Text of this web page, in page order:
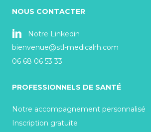
NOUS CONTACTER
Notre Linkedin
bienvenue@stl-medicalrh.com
06 68 06 53 33
PROFESSIONNELS DE SANTÉ
Notre accompagnement personnalisé
Inscription gratuite